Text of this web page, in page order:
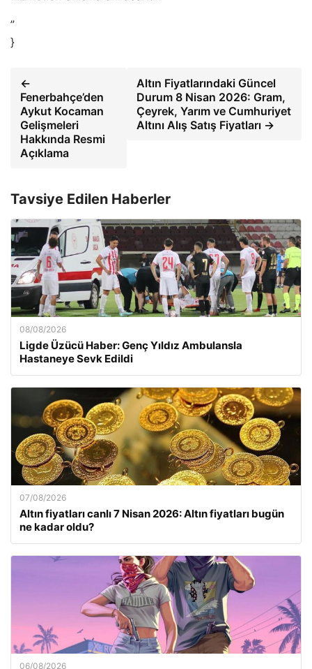
”
}
←
Fenerbahçe’den
Aykut Kocaman
Gelişmeleri
Hakkında Resmi
Açıklama
Altın Fiyatlarındaki Güncel
Durum 8 Nisan 2026: Gram,
Çeyrek, Yarım ve Cumhuriyet
Altını Alış Satış Fiyatları →
Tavsiye Edilen Haberler
08/08/2026
Ligde Üzücü Haber: Genç Yıldız Ambulansla
Hastaneye Sevk Edildi
07/08/2026
Altın fiyatları canlı 7 Nisan 2026: Altın fiyatları bugün
ne kadar oldu?
06/08/2026